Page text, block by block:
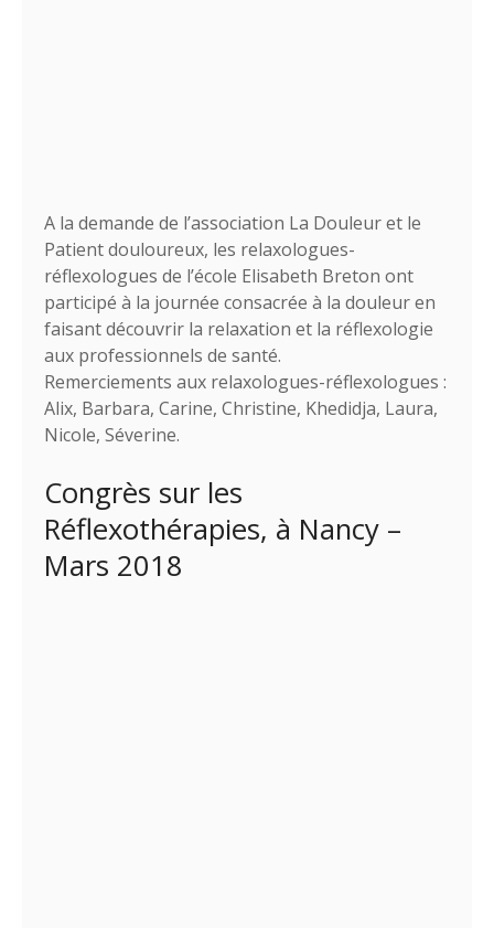
A la demande de l’association La Douleur et le
Patient douloureux, les relaxologues-
réflexologues de l’école Elisabeth Breton ont
participé à la journée consacrée à la douleur en
faisant découvrir la relaxation et la réflexologie
aux professionnels de santé.
Remerciements aux relaxologues-réflexologues :
Alix, Barbara, Carine, Christine, Khedidja, Laura,
Nicole, Séverine.
Congrès sur les
Réflexothérapies, à Nancy –
Mars 2018